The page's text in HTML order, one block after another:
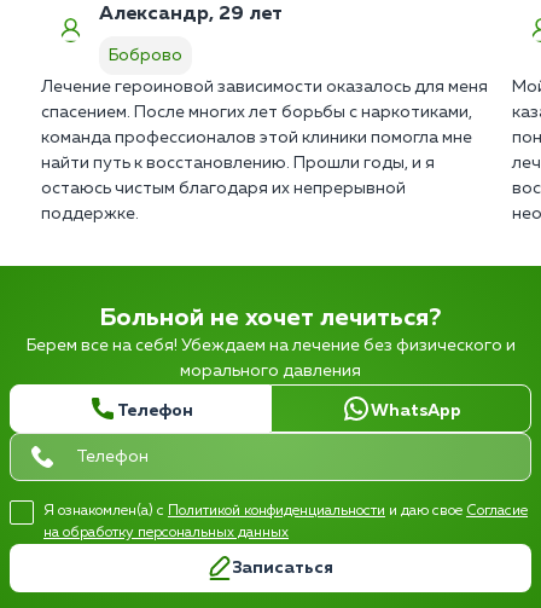
Александр, 29 лет
Боброво
Лечение героиновой зависимости оказалось для меня
спасением. После многих лет борьбы с наркотиками,
команда профессионалов этой клиники помогла мне
найти путь к восстановлению. Прошли годы, и я
остаюсь чистым благодаря их непрерывной
поддержке.
Больной не хочет лечиться?
Берем все на себя! Убеждаем на лечение без физического и
морального давления
Телефон WhatsApp
Я ознакомлен(а) с Политикой конфиденциальности и даю свое Согласие
на обработку персональных данных
Записаться